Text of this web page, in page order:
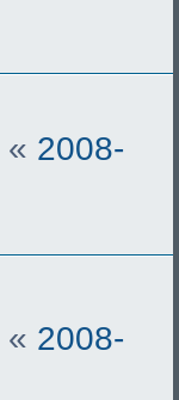
« 2008-
« 2008-